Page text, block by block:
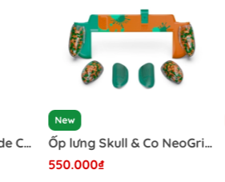
Băng Game Xenoblade Chronicles X Definitive Edition Nintendo Switch 2
New
Ốp lưng Skull & Co NeoGrip cho Nintendo Switch 2 phiên bản Splatoon Raiders
550.000₫